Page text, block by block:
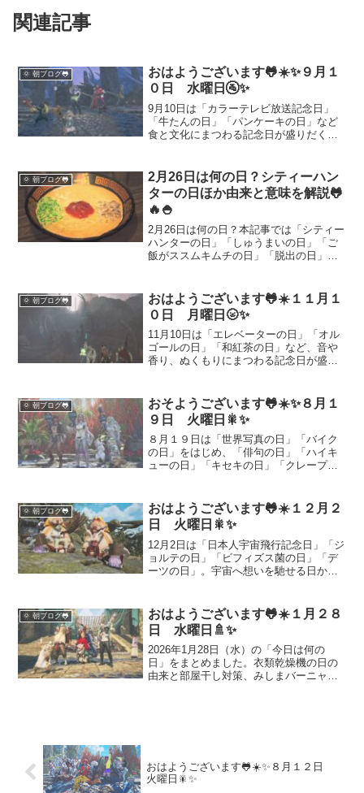
関連記事
🌞 朝ブログ🐸
おはようございます🐸☀️✨９月１
０日 水曜日🚰✨
9月10日は「カラーテレビ放送記念日」
「牛たんの日」「パンケーキの日」など
食と文化にまつわる記念日が盛りだくさ
も交え、音楽や暮らしを彩る特別な一日
を紹介します。今日の豆知識としてぜひ
チェックしてください。
🌞 朝ブログ🐸
2月26日は何の日？シティーハン
ターの日ほか由来と意味を解説🐸
🔥🍚
2月26日は何の日？本記事では「シティー
ハンターの日」「しゅうまいの日」「ご
飯がススムキムチの日」「脱出の日」を
かし方を具体例つきで紹介。木曜日の気
分を整える小さなヒントにもどうぞ。
🌞 朝ブログ🐸
おはようございます🐸☀️１１月１
０日 月曜日🌝✨
11月10日は「エレベーターの日」「オル
ゴールの日」「和紅茶の日」など、音や
香り、ぬくもりにまつわる記念日が盛り
紹介します。癒しのひとときをどうぞ。
🌞 朝ブログ🐸
おそようございます🐸☀️✨８月１
９日 火曜日🎇✨
８月１９日は「世界写真の日」「バイク
の日」をはじめ、「俳句の日」「ハイキ
ューの日」「キセキの日」「クレープの
くさん。文化や食、スポーツに触れられ
る一日で、思い出を残す大切さや、食の
楽しみを改めて感じられる特別な日で
す。
🌞 朝ブログ🐸
おはようございます🐸☀️１２月２
日 火曜日🎇✨
12月2日は「日本人宇宙飛行記念日」「ジ
ョルテの日」「ビフィズス菌の日」「デ
ーツの日」。宇宙へ想いを馳せる日か
題と合わせて、暮らしに役立つ豆知識や
楽しみ方を丁寧に紹介します。朝の発信
やブログネタにどうぞ。
🌞 朝ブログ🐸
おはようございます🐸☀️１月２８
日 水曜日🚿✨
2026年1月28日（水）の「今日は何の
日」をまとめました。衣類乾燥機の日の
由来と部屋干し対策、みしまバーニャの
おはようございます🐸☀️✨８月１２日
火曜日🎇✨